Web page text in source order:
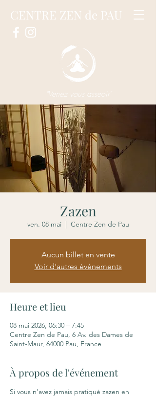
CENTRE ZEN de PAU
"Venez vous asseoir"
Zazen
ven. 08 mai
  |
Centre Zen de Pau
Aucun billet en vente
Voir d'autres événements
Heure et lieu
08 mai 2026, 06:30 – 7:45
Centre Zen de Pau, 6 Av. des Dames de
Saint-Maur, 64000 Pau, France
À propos de l'événement
Si vous n'avez jamais pratiqué zazen en